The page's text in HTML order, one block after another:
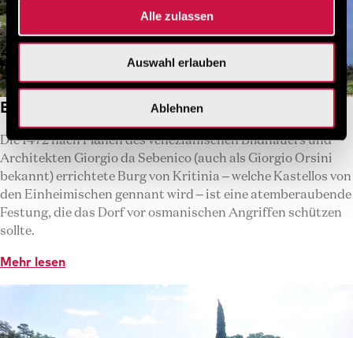
Alle zulassen
Auswahl erlauben
Ablehnen
Burg von Kritinia
Die 1472 nach Plänen des venezianischen Bildhauers und
Architekten Giorgio da Sebenico (auch als Giorgio Orsini
bekannt) errichtete Burg von Kritinia – welche Kastellos von
den Einheimischen gennant wird – ist eine atemberaubende
Festung, die das Dorf vor osmanischen Angriffen schützen
sollte.
Mehr lesen